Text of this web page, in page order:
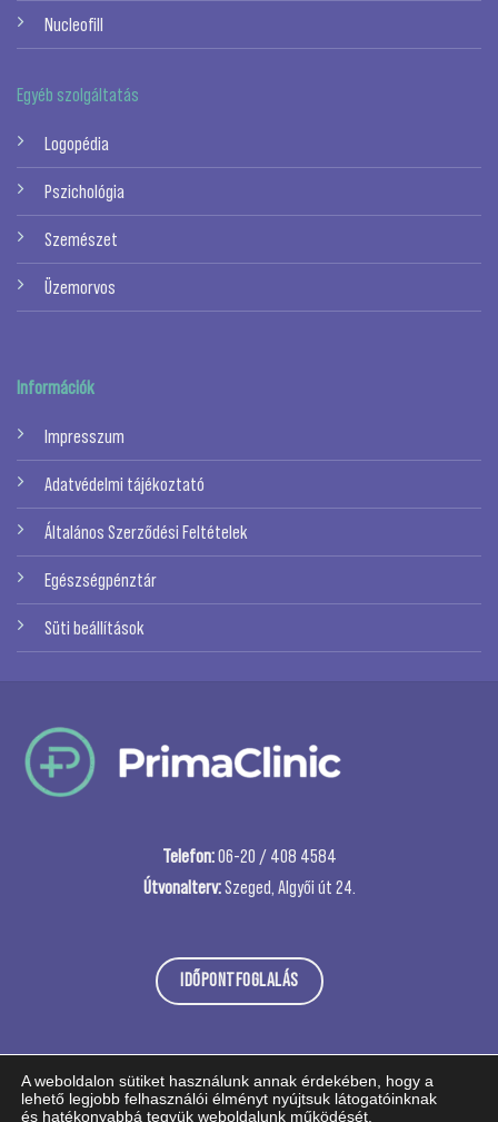
Nucleofill
Egyéb szolgáltatás
Logopédia
Pszichológia
Szemészet
Üzemorvos
Információk
Impresszum
Adatvédelmi tájékoztató
Általános Szerződési Feltételek
Egészségpénztár
Süti beállítások
Telefon:06-20 / 408 4584
Útvonalterv:Szeged, Algyői út 24.
IDŐPONTFOGLALÁS
A weboldalon sütiket használunk annak érdekében, hogy a
lehető legjobb felhasználói élményt nyújtsuk látogatóinknak
és hatékonyabbá tegyük weboldalunk működését.